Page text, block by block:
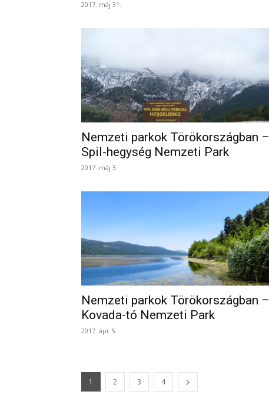
2017. máj 31.
Nemzeti parkok Törökországban –
Spil-hegység Nemzeti Park
2017. máj 3.
Nemzeti parkok Törökországban –
Kovada-tó Nemzeti Park
2017. ápr 5.
1 2 3 4